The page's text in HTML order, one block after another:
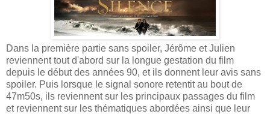
Dans la première partie sans spoiler, Jérôme et Julien
reviennent tout d'abord sur la longue gestation du film
depuis le début des années 90, et ils donnent leur avis sans
spoiler. Puis lorsque le signal sonore retentit au bout de
47m50s, ils reviennent sur les principaux passages du film
et reviennent sur les thématiques abordées ainsi que leur